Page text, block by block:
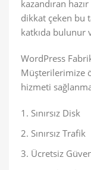
kazandıran
dikkat çeken bu
katkıda bulunur
WordPress
Müşterilerimize
hizmeti
Sınırsız Disk
Sınırsız Trafik
Ücretsiz